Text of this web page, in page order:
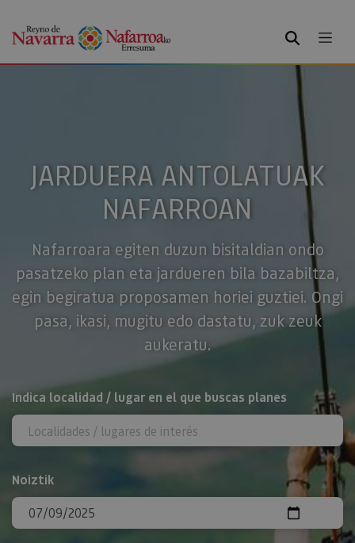
BILATU
JARDUERA ANTOLATUAK
NAFARROAN
Nafarroara egiten duzun bisitaldian ondo
pasatzeko plan eta jardueren bila bazabiltza,
egin begiratua proposamen horiei guztiei. Ongi
pasa, ikasi, mugitu edo dastatu, zuk zeuk
aukeratu.
BILATU
Indica localidad / lugar en el que buscas planes
Noiztik